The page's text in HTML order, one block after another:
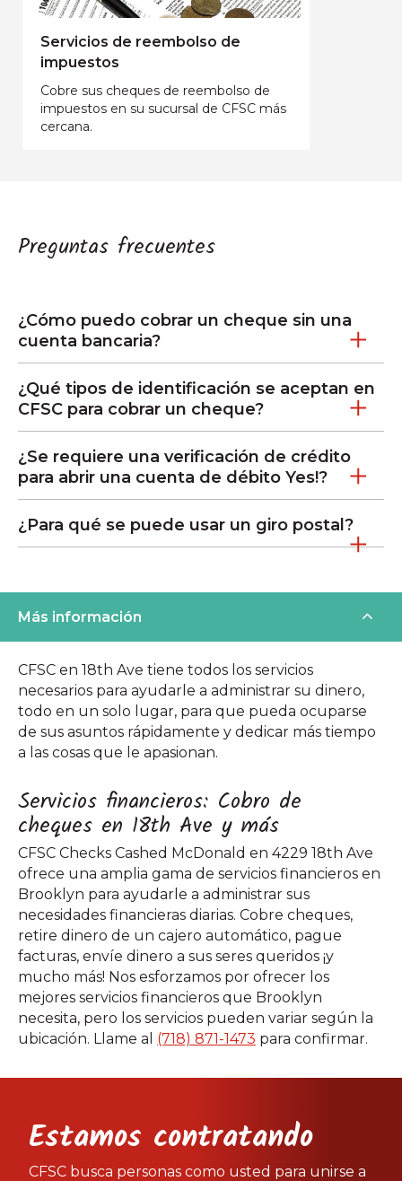
Servicios de reembolso de
impuestos
Cobre sus cheques de reembolso de
impuestos en su sucursal de CFSC más
cercana.
Preguntas frecuentes
¿Cómo puedo cobrar un cheque sin una
cuenta bancaria?
¿Qué tipos de identificación se aceptan en
CFSC para cobrar un cheque?
¿Se requiere una verificación de crédito
para abrir una cuenta de débito Yes!?
¿Para qué se puede usar un giro postal?
Más información
CFSC en 18th Ave tiene todos los servicios
necesarios para ayudarle a administrar su dinero,
todo en un solo lugar, para que pueda ocuparse
de sus asuntos rápidamente y dedicar más tiempo
a las cosas que le apasionan.
Servicios financieros: Cobro de
cheques en 18th Ave y más
CFSC Checks Cashed McDonald en 4229 18th Ave
ofrece una amplia gama de servicios financieros en
Brooklyn para ayudarle a administrar sus
necesidades financieras diarias. Cobre cheques,
retire dinero de un cajero automático, pague
facturas, envíe dinero a sus seres queridos ¡y
mucho más! Nos esforzamos por ofrecer los
mejores servicios financieros que Brooklyn
necesita, pero los servicios pueden variar según la
ubicación. Llame al (718) 871-1473 para confirmar.
Estamos contratando
CFSC busca personas como usted para unirse a